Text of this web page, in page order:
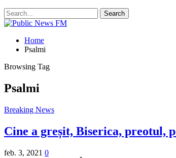
Home
Psalmi
Browsing Tag
Psalmi
Breaking News
Cine a greșit, Biserica, preotul,
feb. 3, 2021 0